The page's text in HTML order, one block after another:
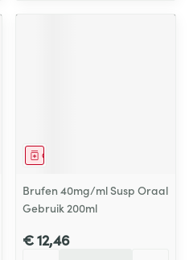
Geneesmiddel
Brufen 40mg/ml Susp Oraal
Gebruik 200ml
€ 12,46